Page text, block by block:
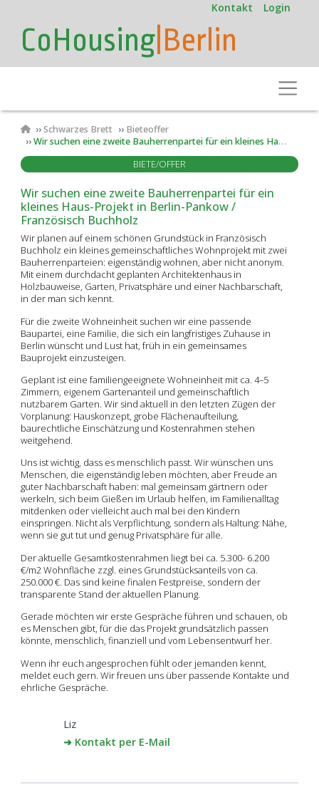
Inhaltaccount
menu
Kontakt Login
CoHousing |Berlin
Pfadnavigation
Schwarzes Brett
Bieteoffer
Wir suchen eine zweite Bauherrenpartei für ein kleines Haus-Projekt in Berlin-Pankow / Französisch Buchholz
BIETE/OFFER
Wir suchen eine zweite Bauherrenpartei für ein
kleines Haus-Projekt in Berlin-Pankow /
Französisch Buchholz
Wir planen auf einem schönen Grundstück in Französisch
Buchholz ein kleines gemeinschaftliches Wohnprojekt mit zwei
Bauherrenparteien: eigenständig wohnen, aber nicht anonym.
Mit einem durchdacht geplanten Architektenhaus in
Holzbauweise, Garten, Privatsphäre und einer Nachbarschaft,
in der man sich kennt.
Für die zweite Wohneinheit suchen wir eine passende
Baupartei, eine Familie, die sich ein langfristiges Zuhause in
Berlin wünscht und Lust hat, früh in ein gemeinsames
Bauprojekt einzusteigen.
Geplant ist eine familiengeeignete Wohneinheit mit ca. 4–5
Zimmern, eigenem Gartenanteil und gemeinschaftlich
nutzbarem Garten. Wir sind aktuell in den letzten Zügen der
Vorplanung: Hauskonzept, grobe Flächenaufteilung,
baurechtliche Einschätzung und Kostenrahmen stehen
weitgehend.
Uns ist wichtig, dass es menschlich passt. Wir wünschen uns
Menschen, die eigenständig leben möchten, aber Freude an
guter Nachbarschaft haben: mal gemeinsam gärtnern oder
werkeln, sich beim Gießen im Urlaub helfen, im Familienalltag
mitdenken oder vielleicht auch mal bei den Kindern
einspringen. Nicht als Verpflichtung, sondern als Haltung: Nähe,
wenn sie gut tut und genug Privatsphäre für alle.
Der aktuelle Gesamtkostenrahmen liegt bei ca. 5.300- 6.200
€/m2 Wohnfläche zzgl. eines Grundstücksanteils von ca.
250.000 €. Das sind keine finalen Festpreise, sondern der
transparente Stand der aktuellen Planung.
Gerade möchten wir erste Gespräche führen und schauen, ob
es Menschen gibt, für die das Projekt grundsätzlich passen
könnte, menschlich, finanziell und vom Lebensentwurf her.
Wenn ihr euch angesprochen fühlt oder jemanden kennt,
meldet euch gern. Wir freuen uns über passende Kontakte und
ehrliche Gespräche.
Liz
➜ Kontakt per E-Mail